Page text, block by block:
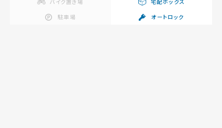
バイク置き場
宅配ボックス
駐車場
オートロック